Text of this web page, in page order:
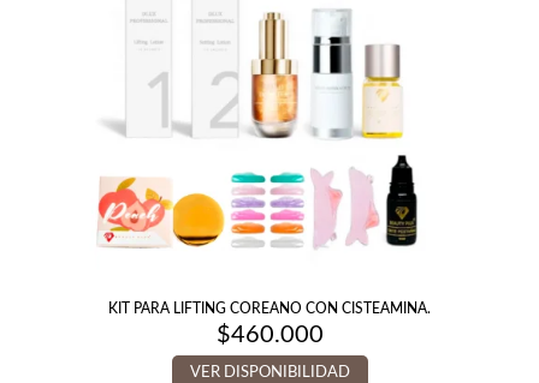
KIT PARA LIFTING COREANO CON CISTEAMINA.
$460.000
VER DISPONIBILIDAD